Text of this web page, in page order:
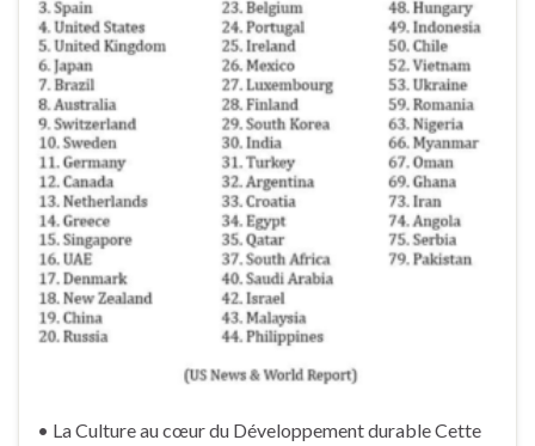
• La Culture au cœur du Développement durable Cette